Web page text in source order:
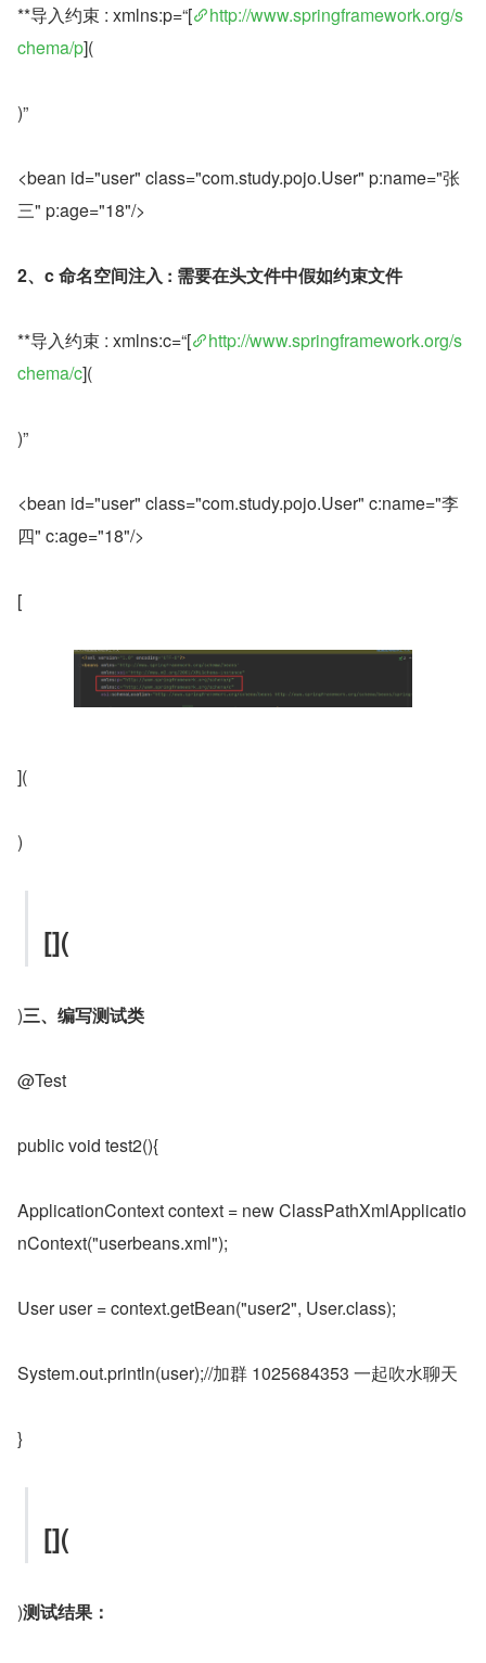
**导入约束 : xmlns:p=“[
http://www.springframework.org/s
chema/p](
)”
<bean id="user" class="com.study.pojo.User" p:name="张
三" p:age="18"/>
2、c 命名空间注入 : 需要在头文件中假如约束文件
**导入约束 : xmlns:c=“[
http://www.springframework.org/s
chema/c](
)”
<bean id="user" class="com.study.pojo.User" c:name="李
四" c:age="18"/>
[
](
)
[](
)三、编写测试类
@Test
public void test2(){
ApplicationContext context = new ClassPathXmlApplicatio
nContext("userbeans.xml");
User user = context.getBean("user2", User.class);
System.out.println(user);//加群 1025684353 一起吹水聊天
}
[](
)测试结果：